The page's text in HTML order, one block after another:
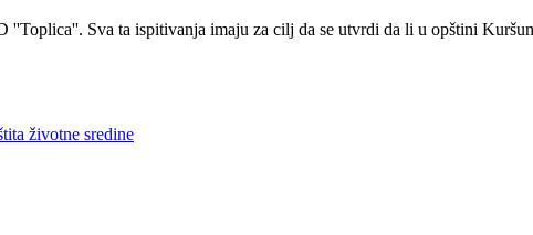
Sva ta ispitivanja imaju za cilj da se utvrdi da li u opštini
životne sredine